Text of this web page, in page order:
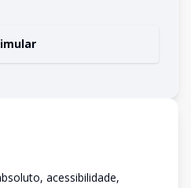
acessibilidade,